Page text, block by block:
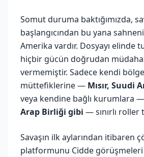
Somut duruma baktığımızda,
başlangıcından bu yana
Amerika vardır. Dosyayı elinde
hiçbir gücün doğrudan
vermemiştir. Sadece kendi
müttefiklerine — Mısır, Suudi
veya kendine bağlı kurumlara —
Arap Birliği gibi — sınırlı roller
Savaşın ilk aylarından itibaren
platformunu Cidde